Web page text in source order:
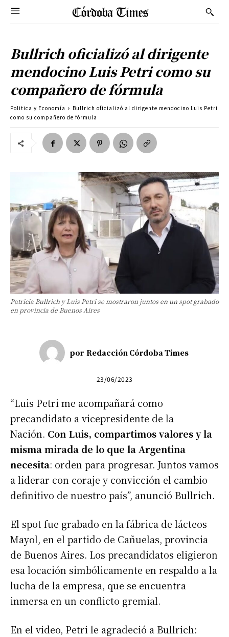
Bullrich oficializó al dirigente
mendocino Luis Petri como su
compañero de fórmula
Politica y Economía
Bullrich oficializó al dirigente mendocino Luis Petri
como su compañero de fórmula
Patricia Bullrich y Luis Petri se mostraron juntos en un spot grabado
en provincia de Buenos Aires
por Redacción Córdoba Times
23/06/2023
“Luis Petri me acompañará como
precandidato a vicepresidente de la
Nación. Con Luis, compartimos valores y la
misma mirada de lo que la Argentina
necesita: orden para progresar. Juntos vamos
a liderar con coraje y convicción el cambio
definitivo de nuestro país”, anunció Bullrich.
El spot fue grabado en la fábrica de lácteos
Mayol, en el partido de Cañuelas, provincia
de Buenos Aires. Los precandidatos eligieron
esa locación simbólicamente en respaldo a la
lucha de la empresa, que se encuentra
inmersa en un conflicto gremial.
En el video, Petri le agradeció a Bullrich: